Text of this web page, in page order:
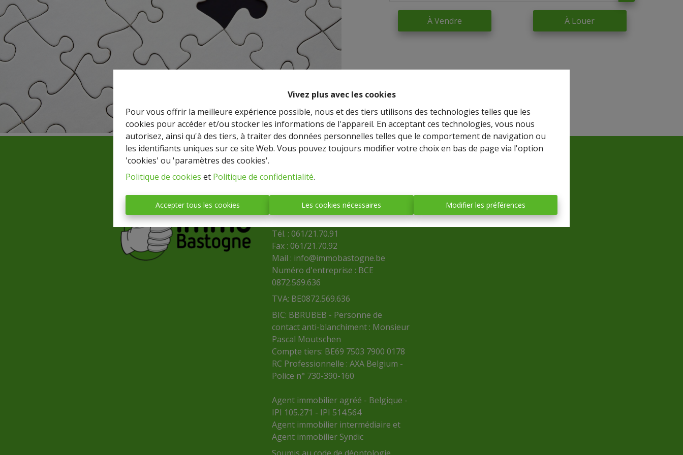
Vivez plus avec les cookies
Pour vous offrir la meilleure expérience possible, nous et des tiers utilisons des technologies telles que les
cookies pour accéder et/ou stocker les informations de l'appareil. En acceptant ces technologies, vous nous
autorisez, ainsi qu'à des tiers, à traiter des données personnelles telles que le comportement de navigation ou
les identifiants uniques sur ce site Web. Vous pouvez toujours modifier votre choix en bas de page via l'option
'cookies' ou 'paramètres des cookies'.
Politique de cookies et Politique de confidentialité.
Accepter tous les cookies Les cookies nécessaires Modifier les préférences
À Vendre À Louer
IMMO BASTOGNE
(société anonyme)
Place Mc Auliffe, 43 - 6600
BASTOGNE
Tél. : 061/21.70.91
Fax : 061/21.70.92
Mail : info@immobastogne.be
Numéro d'entreprise : BCE
0872.569.636
TVA: BE0872.569.636
BIC: BBRUBEB - Personne de
contact anti-blanchiment : Monsieur
Pascal Moutschen
Compte tiers: BE69 7503 7900 0178
RC Professionnelle : AXA Belgium -
Police n° 730-390-160
Agent immobilier agréé - Belgique -
IPI 105.271 - IPI 514.564
Agent immobilier intermédiaire et
Agent immobilier Syndic